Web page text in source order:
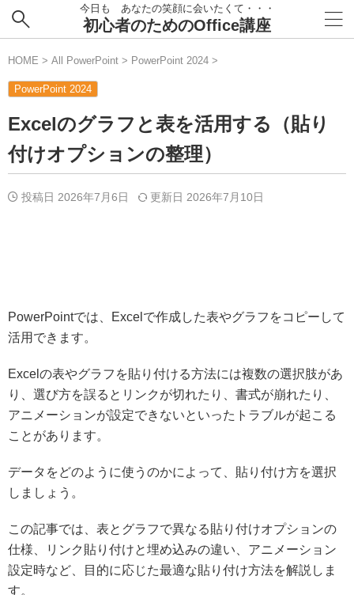
今日も あなたの笑顔に会いたくて・・・
初心者のためのOffice講座
HOME > All PowerPoint > PowerPoint 2024 >
PowerPoint 2024
Excelのグラフと表を活用する（貼り
付けオプションの整理）
投稿日 2026年7月6日 更新日 2026年7月10日
PowerPointでは、Excelで作成した表やグラフをコピーして
活用できます。
Excelの表やグラフを貼り付ける方法には複数の選択肢があ
り、選び方を誤るとリンクが切れたり、書式が崩れたり、
アニメーションが設定できないといったトラブルが起こる
ことがあります。
データをどのように使うのかによって、貼り付け方を選択
しましょう。
この記事では、表とグラフで異なる貼り付けオプションの
仕様、リンク貼り付けと埋め込みの違い、アニメーション
設定時など、目的に応じた最適な貼り付け方法を解説しま
す。